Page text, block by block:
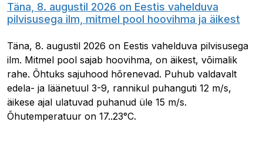
Täna, 8. augustil 2026 on Eestis vahelduva
pilvisusega ilm, mitmel pool hoovihma ja äikest
Täna, 8. augustil 2026 on Eestis vahelduva pilvisusega
ilm. Mitmel pool sajab hoovihma, on äikest, võimalik
rahe. Õhtuks sajuhood hõrenevad. Puhub valdavalt
edela- ja läänetuul 3-9, rannikul puhanguti 12 m/s,
äikese ajal ulatuvad puhanud üle 15 m/s.
Õhutemperatuur on 17..23°C.